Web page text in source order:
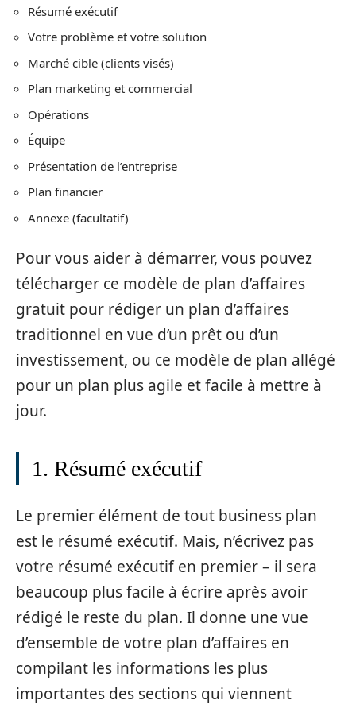
Résumé exécutif
Votre problème et votre solution
Marché cible (clients visés)
Plan marketing et commercial
Opérations
Équipe
Présentation de l’entreprise
Plan financier
Annexe (facultatif)
Pour vous aider à démarrer, vous pouvez
télécharger ce modèle de plan d’affaires
gratuit pour rédiger un plan d’affaires
traditionnel en vue d’un prêt ou d’un
investissement, ou ce modèle de plan allégé
pour un plan plus agile et facile à mettre à
jour.
1. Résumé exécutif
Le premier élément de tout business plan
est le résumé exécutif. Mais, n’écrivez pas
votre résumé exécutif en premier – il sera
beaucoup plus facile à écrire après avoir
rédigé le reste du plan. Il donne une vue
d’ensemble de votre plan d’affaires en
compilant les informations les plus
importantes des sections qui viennent